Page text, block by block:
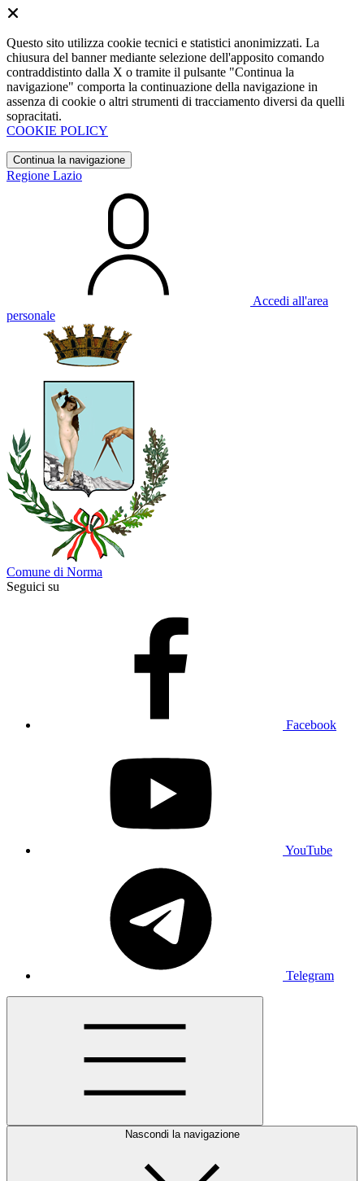
Questo sito utilizza cookie tecnici e statistici anonimizzati. La
chiusura del banner mediante selezione dell'apposito comando
contraddistinto dalla X o tramite il pulsante "Continua la
navigazione" comporta la continuazione della navigazione in
assenza di cookie o altri strumenti di tracciamento diversi da quelli
sopracitati.
COOKIE POLICY
Continua la navigazione
Regione Lazio
Accedi all'area
personale
Comune di Norma
Seguici su
Facebook
YouTube
Telegram
Nascondi la navigazione